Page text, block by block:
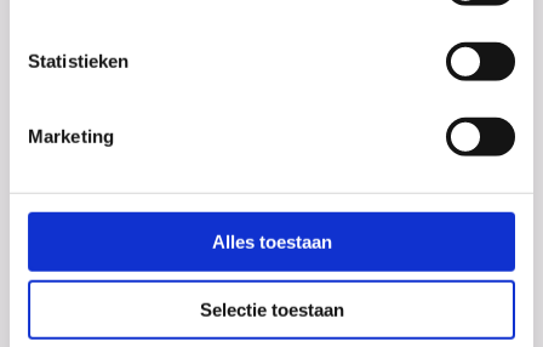
Statistieken
Marketing
Alles toestaan
Selectie toestaan
De derde klassen hebben een boeiend debat gevoerd
tracken? Zowel de voor- als tegenstanders...